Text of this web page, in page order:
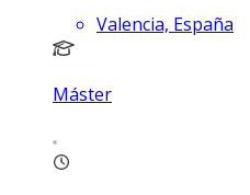
Valencia, España
Máster